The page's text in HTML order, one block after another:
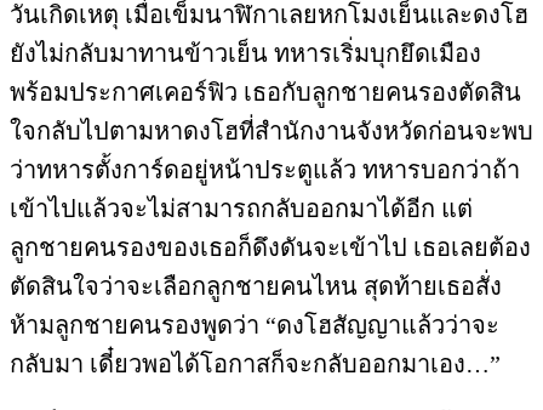
วันเกิดเหตุ เมื่อเข็มนาฬิกาเลยหกโมงเย็นและดงโฮ
ยังไม่กลับมาทานข้าวเย็น ทหารเริ่มบุกยึดเมือง
พร้อมประกาศเคอร์ฟิว เธอกับลูกชายคนรองตัดสิน
ใจกลับไปตามหาดงโฮที่สำนักงานจังหวัดก่อนจะพบ
ว่าทหารตั้งการ์ดอยู่หน้าประตูแล้ว ทหารบอกว่าถ้า
เข้าไปแล้วจะไม่สามารถกลับออกมาได้อีก แต่
ลูกชายคนรองของเธอก็ดึงดันจะเข้าไป เธอเลยต้อง
ตัดสินใจว่าจะเลือกลูกชายคนไหน สุดท้ายเธอสั่ง
ห้ามลูกชายคนรองพูดว่า “ดงโฮสัญญาแล้วว่าจะ
กลับมา เดี๋ยวพอได้โอกาสก็จะกลับออกมาเอง…”